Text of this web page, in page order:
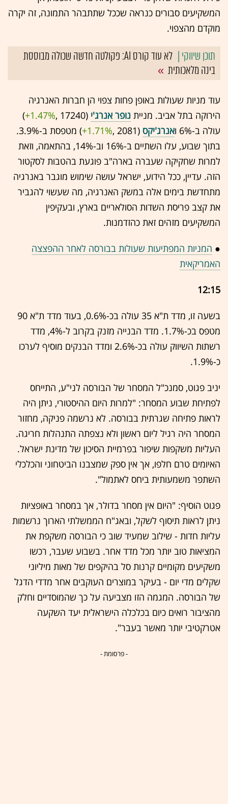
המשקיעים סבורים כנראה שככל שתתבהר התמונה, זה יקרה
מוקדם מהצפוי.
לא עוד קורס AI: פקולטה חדשה שכולה מבוססת
בינה מלאכותית
עוד מניות שעולות באופן פחות צפוי הן חברות האנרגיה
הירוקה בתל אביב. מניית נופר אנרג'י (17240 ,‎
+1.47%
‏)
עולה ב-6% ו
אנרג'יקס (2081 ,‎
+1.71%
‏) מטפסת ב-3.9%.
בתוך שבוע, עלו השתיים ב-16% וב-14%, בהתאמה, וזאת
למרות שחקיקה שעברה בארה"ב פוגעת בהטבות לסקטור
הזה. עדיין, ככל הידוע, ישראל עושה שימוש מוגבר באנרגיה
מתחדשת בימים אלה במשק האנרגיה, מה שעשוי להגביר
את קצב פריסת השדות הסולאריים בארץ, ובעקיפין
המשקיעים מזהים זאת כהזדמנות.
● המניות המפתיעות שעולות בבורסה לאחר ההפצצה
האמריקאית
12:15
בשעה זו, מדד ת"א 35 עולה בכ-0.6%, בעוד מדד ת"א 90
מטפס בכ-1.7%. מדד הבנייה מזנק בקרוב ל-4%, מדד
רשתות השיווק עולה בכ-2.6% ומדד הבנקים מוסיף לערכו
כ-1.9%.
יניב פגוט, סמנכ"ל המסחר של הבורסה לני"ע, התייחס
לפתיחת שבוע המסחר: "למרות היום ההיסטורי, ניתן היה
לראות פתיחה שגרתית בבורסה. לא נרשמה פניקה, מחזור
המסחר היה רגיל ליום ראשון ולא נצפתה התנהלות חריגה.
העליות משקפות שיפור בפרמיית הסיכון של מדינת ישראל.
האיומים טרם חלפו, אך אין ספק שמצבנו הביטחוני והכלכלי
השתפר משמעותית ביחס לאתמול".
פגוט הוסיף: "היום אין מסחר בדולר, אך במסחר באופציות
ניתן לראות תיסוף לשקל, ובאג"ח הממשלתי הארוך נרשמות
עליות חדות - שילוב שמעיד שוב כי הבורסה משקפת את
המציאות טוב יותר מכל מדד אחר. בשבוע שעבר, רכשו
משקיעים מקומיים קרנות סל בהיקפים של מאות מיליוני
שקלים מדי יום - בעיקר במוצרים העוקבים אחר מדדי הדגל
של הבורסה. המגמה הזו מצביעה על כך שהמוסדיים וחלק
מהציבור רואים כיום בכלכלה הישראלית יעד השקעה
אטרקטיבי יותר מאשר בעבר".
- פרסומת -